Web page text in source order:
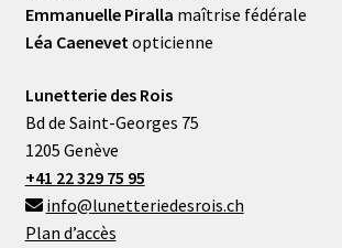
Emmanuelle Piralla maîtrise fédérale
Léa Caenevet opticienne
Lunetterie des Rois
Bd de Saint-Georges 75
1205 Genève
+41 22 329 75 95
info@lunetteriedesrois.ch
Plan d’accès